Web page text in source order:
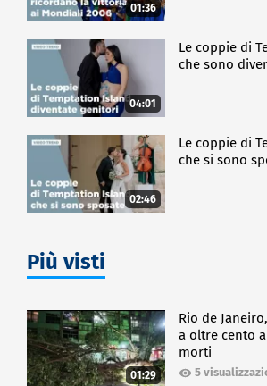
01:36
04:01
Le coppie di
che sono
02:46
Le coppie di
che si sono
Più visti
01:29
Rio de
a oltre cento
morti
5